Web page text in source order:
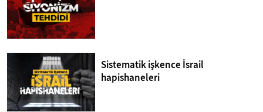
Sistematik işkence İsrail
hapishaneleri